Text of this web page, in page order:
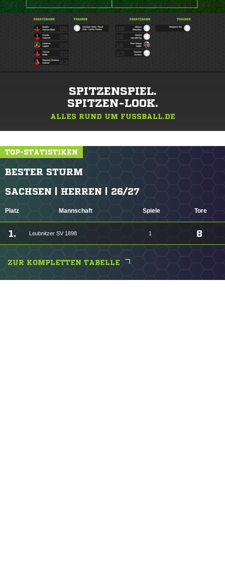
SPITZENSPIEL.
SPITZEN-LOOK.
ALLES RUND UM FUSSBALL.DE
TOP-STATISTIKEN
BESTER STURM
SACHSEN | HERREN | 26/27
Platz Mannschaft Spiele Tore
1. Leubnitzer SV 1898 1 8
ZUR KOMPLETTEN TABELLE